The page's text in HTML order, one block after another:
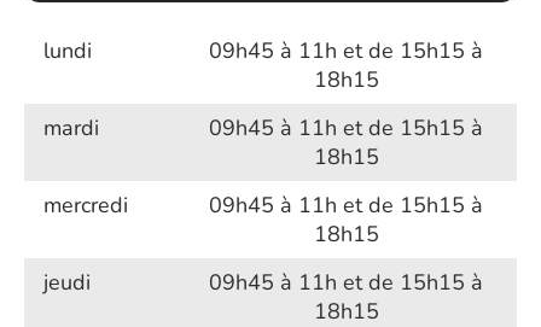
lundi
09h45 à 11h et de 15h15 à
18h15
mardi
09h45 à 11h et de 15h15 à
18h15
mercredi
09h45 à 11h et de 15h15 à
18h15
jeudi
09h45 à 11h et de 15h15 à
18h15